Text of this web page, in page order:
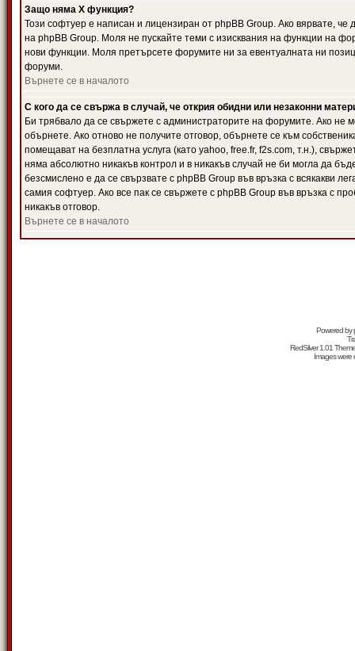
Защо няма X функция?
Този софтуер е написан и лицензиран от phpBB Group. Ако вярвате,
на phpBB Group. Моля не пускайте теми с изисквания на функции на
нови функции. Моля претърсете форумите ни за евентуалната ни
форуми.
Върнете се в началото
С кого да се свържа в случай, че открия обидни или незаконни
Би трябвало да се свържете с администраторите на форумите. Ако не
обърнете. Ако отново не получите отговор, обърнете се към
помещават на безплатна услуга (като yahoo, free.fr, f2s.com, т.н.),
няма абсолютно никакъв контрол и в никакъв случай не би могла да
безсмислено е да се свързвате с phpBB Group във връзка с всякакви
самия софтуер. Ако все пак се свържете с phpBB Group във връзка с
никакъв отговор.
Върнете се в началото
Powered by
RedSilver 1.01
Images were